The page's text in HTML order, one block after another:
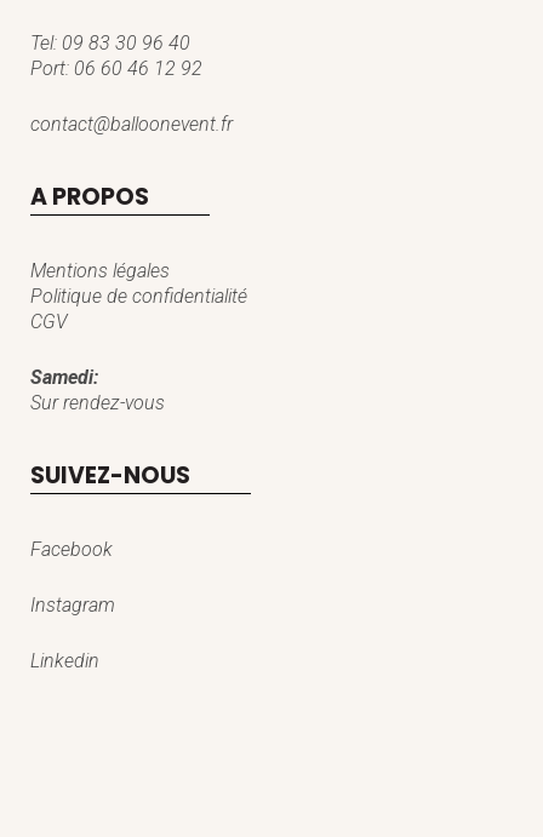
Tel: 09 83 30 96 40
Port: 06 60 46 12 92
contact@balloonevent.fr
A PROPOS
Mentions légales
Politique de confidentialité
CGV
Samedi:
Sur rendez-vous
SUIVEZ-NOUS
Facebook
Instagram
Linkedin